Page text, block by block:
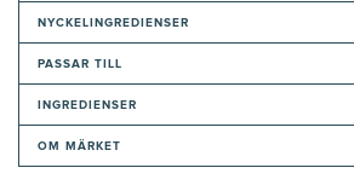
NYCKELINGREDIENSER
PASSAR TILL
INGREDIENSER
OM MÄRKET